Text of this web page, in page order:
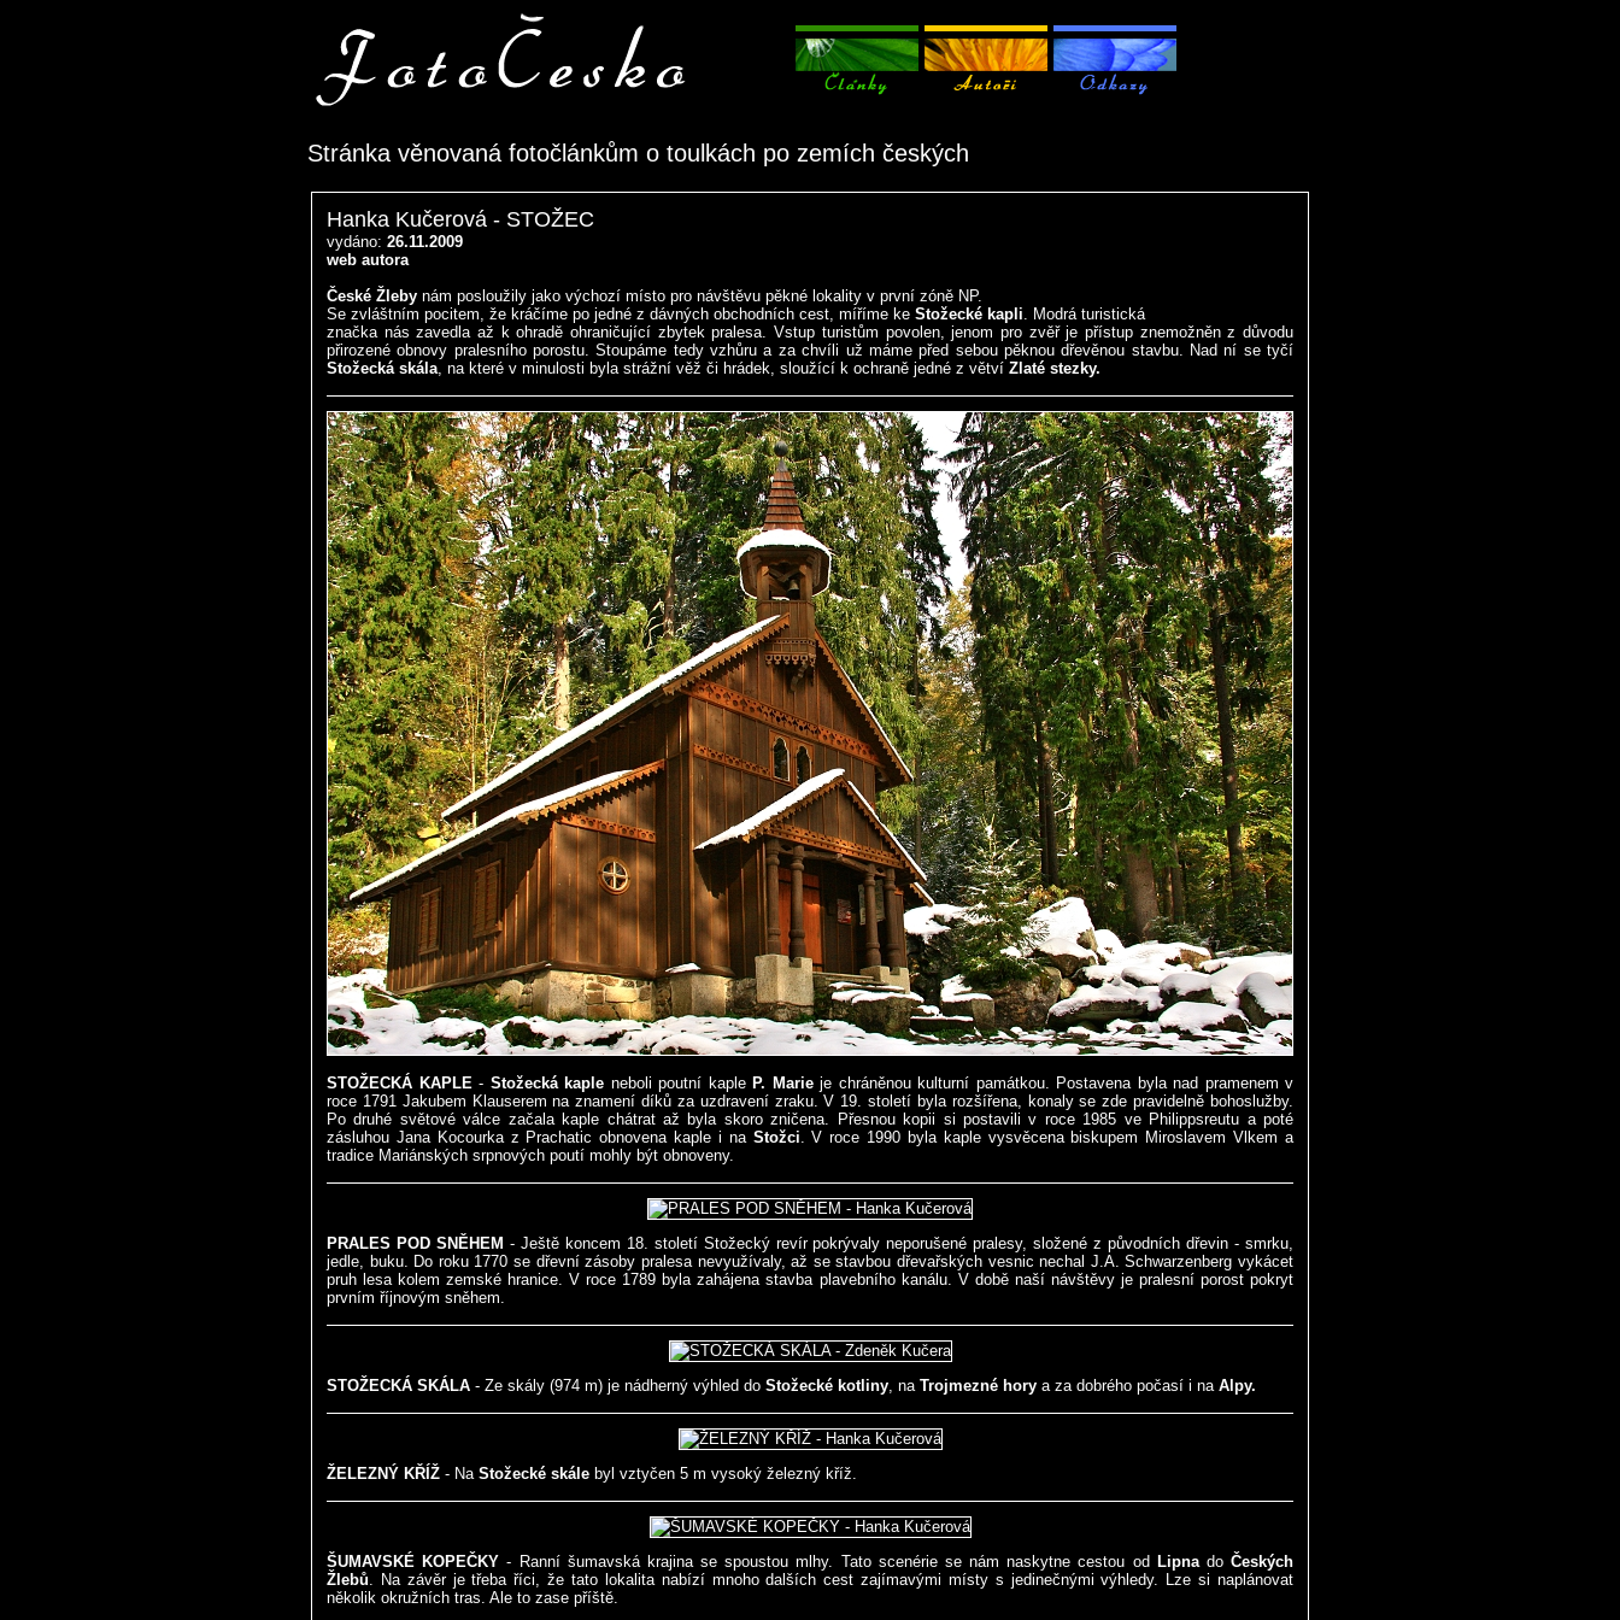
Stránka věnovaná fotočlánkům o toulkách po zemích českých
Hanka Kučerová - STOŽEC
vydáno: 26.11.2009
web autora
České Žleby nám posloužily jako výchozí místo pro návštěvu pěkné lokality v první zóně NP.
Se zvláštním pocitem, že kráčíme po jedné z dávných obchodních cest, míříme ke Stožecké kapli. Modrá turistická
značka nás zavedla až k ohradě ohraničující zbytek pralesa. Vstup turistům povolen, jenom pro zvěř je přístup znemožněn z důvodu
přirozené obnovy pralesního porostu. Stoupáme tedy vzhůru a za chvíli už máme před sebou pěknou dřevěnou stavbu. Nad ní se tyčí
Stožecká skála, na které v minulosti byla strážní věž či hrádek, sloužící k ochraně jedné z větví Zlaté stezky.
STOŽECKÁ KAPLE- Stožecká kaple neboli poutní kaple P. Marieje chráněnou kulturní památkou. Postavena byla nad pramenem v
roce 1791 Jakubem Klauserem na znamení díků za uzdravení zraku. V 19. století byla rozšířena, konaly se zde pravidelně bohoslužby.
Po druhé světové válce začala kaple chátrat až byla skoro zničena. Přesnou kopii si postavili v roce 1985 ve Philippsreutu a poté
zásluhou Jana Kocourka z Prachatic obnovena kaple i na Stožci. V roce 1990 byla kaple vysvěcena biskupem Miroslavem Vlkem a
tradice Mariánských srpnových poutí mohly být obnoveny.
PRALES POD SNĚHEM - Ještě koncem 18. století Stožecký revír pokrývaly neporušené pralesy, složené z původních dřevin - smrku,
jedle, buku. Do roku 1770 se dřevní zásoby pralesa nevyužívaly, až se stavbou dřevařských vesnic nechal J.A. Schwarzenberg vykácet
pruh lesa kolem zemské hranice. V roce 1789 byla zahájena stavba plavebního kanálu. V době naší návštěvy je pralesní porost pokryt
prvním říjnovým sněhem.
STOŽECKÁ SKÁLA - Ze skály (974 m) je nádherný výhled do Stožecké kotliny, na Trojmezné hory a za dobrého počasí i na Alpy.
ŽELEZNÝ KŘÍŽ - Na Stožecké skále byl vztyčen 5 m vysoký železný kříž.
ŠUMAVSKÉ KOPEČKY - Ranní šumavská krajina se spoustou mlhy. Tato scenérie se nám naskytne cestou od LipnadoČeských
Žlebů. Na závěr je třeba říci, že tato lokalita nabízí mnoho dalších cest zajímavými místy s jedinečnými výhledy. Lze si naplánovat
několik okružních tras. Ale to zase příště.